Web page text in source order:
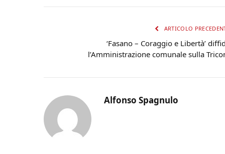
ARTICOLO
‘Fasano – Coraggio e Libertà’
l’Amministrazione comunale sulla
Alfonso Spagnulo